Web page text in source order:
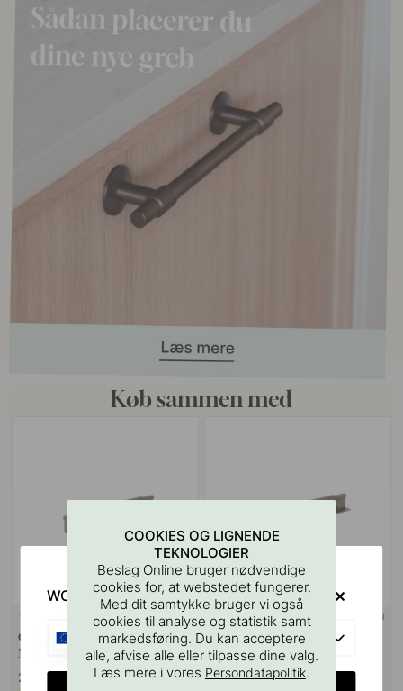
Køb sammen med
+ FARVER
Greb Arpa - 192mm - Antik
Messing
289 kr
+ FARVER
Greb Arpa/Bagplade - 192mm -
Antik Messing
359 kr
COOKIES OG LIGNENDE
TEKNOLOGIER
Beslag Online bruger nødvendige
cookies for, at webstedet fungerer.
Med dit samtykke bruger vi også
cookies til analyse og statistik samt
markedsføring. Du kan acceptere
alle, afvise alle eller tilpasse dine valg.
Læs mere i vores Persondatapolitik.
WOULD YOU RATHER VISIT?
EU